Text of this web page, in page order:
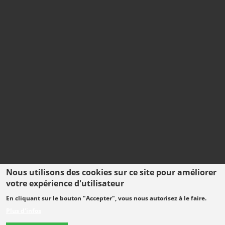
Nous utilisons des cookies sur ce site pour améliorer
votre expérience d'utilisateur
En cliquant sur le bouton "Accepter", vous nous autorisez à le faire.